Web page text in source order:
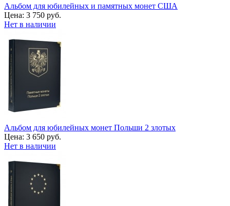
Альбом для юбилейных и памятных монет США
Цена: 3 750 руб.
Нет в наличии
Альбом для юбилейных монет Польши 2 злотых
Цена: 3 650 руб.
Нет в наличии